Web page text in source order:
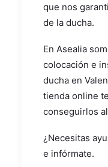
que nos
de la ducha.
En Asealia
colocación e
ducha en
tienda online
conseguirlos
¿Necesitas
e infórmate.